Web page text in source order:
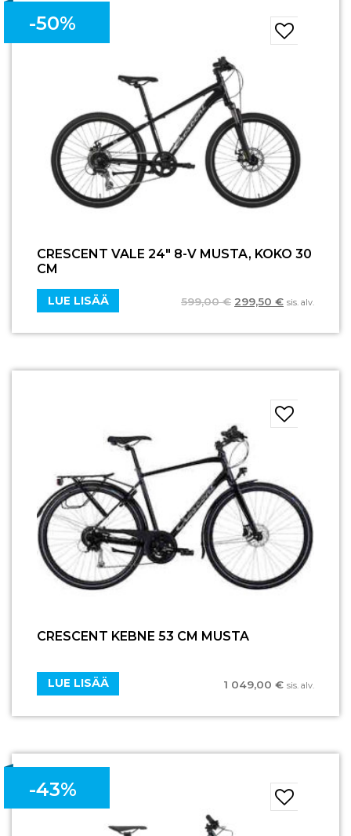
-50%
CRESCENT VALE 24″ 8-V MUSTA, KOKO 30
CM
599,00€ 299,50 € sis. alv.
LUE LISÄÄ
CRESCENT KEBNE 53 CM MUSTA
1 049,00 € sis. alv.
LUE LISÄÄ
-43%